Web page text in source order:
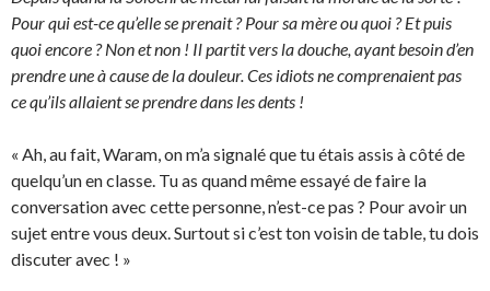
Pour qui est-ce qu’elle se prenait ? Pour sa mère ou quoi ? Et puis
quoi encore ? Non et non ! Il partit vers la douche, ayant besoin d’en
prendre une à cause de la douleur. Ces idiots ne comprenaient pas
ce qu’ils allaient se prendre dans les dents !
« Ah, au fait, Waram, on m’a signalé que tu étais assis à côté de
quelqu’un en classe. Tu as quand même essayé de faire la
conversation avec cette personne, n’est-ce pas ? Pour avoir un
sujet entre vous deux. Surtout si c’est ton voisin de table, tu dois
discuter avec ! »